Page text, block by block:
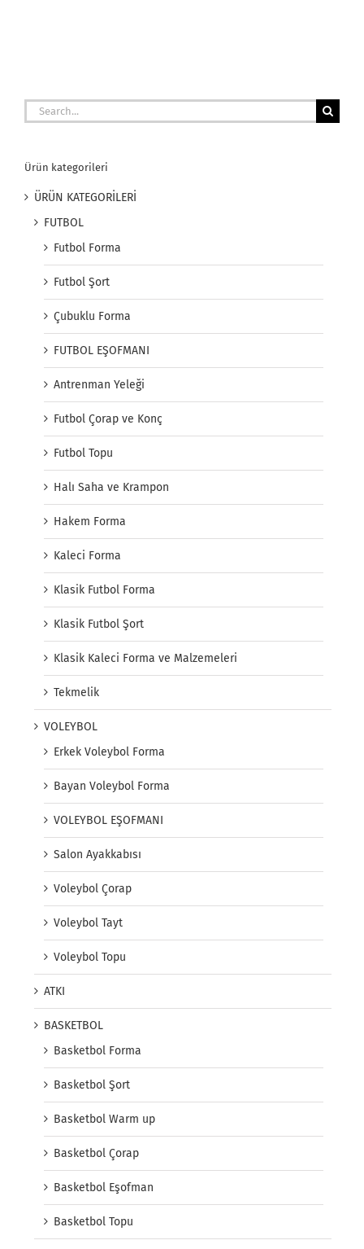
Search
for:
Ürün kategorileri
ÜRÜN KATEGORİLERİ
FUTBOL
Futbol Forma
Futbol Şort
Çubuklu Forma
FUTBOL EŞOFMANI
Antrenman Yeleği
Futbol Çorap ve Konç
Futbol Topu
Halı Saha ve Krampon
Hakem Forma
Kaleci Forma
Klasik Futbol Forma
Klasik Futbol Şort
Klasik Kaleci Forma ve Malzemeleri
Tekmelik
VOLEYBOL
Erkek Voleybol Forma
Bayan Voleybol Forma
VOLEYBOL EŞOFMANI
Salon Ayakkabısı
Voleybol Çorap
Voleybol Tayt
Voleybol Topu
ATKI
BASKETBOL
Basketbol Forma
Basketbol Şort
Basketbol Warm up
Basketbol Çorap
Basketbol Eşofman
Basketbol Topu